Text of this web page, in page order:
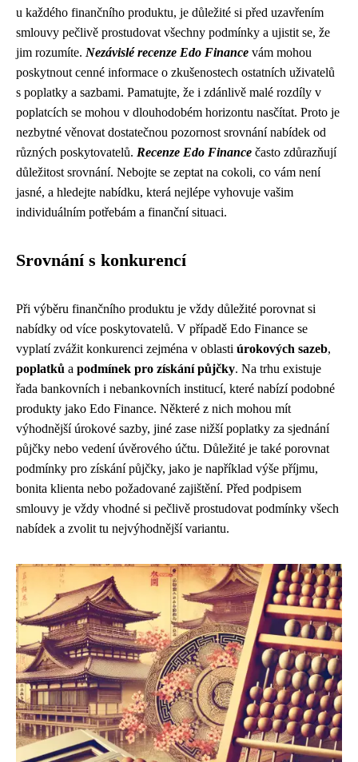
u každého finančního produktu, je důležité si před uzavřením
smlouvy pečlivě prostudovat všechny podmínky a ujistit se, že
jim rozumíte. Nezávislé recenze Edo Finance vám mohou
poskytnout cenné informace o zkušenostech ostatních uživatelů
s poplatky a sazbami. Pamatujte, že i zdánlivě malé rozdíly v
poplatcích se mohou v dlouhodobém horizontu nasčítat. Proto je
nezbytné věnovat dostatečnou pozornost srovnání nabídek od
různých poskytovatelů. Recenze Edo Finance často zdůrazňují
důležitost srovnání. Nebojte se zeptat na cokoli, co vám není
jasné, a hledejte nabídku, která nejlépe vyhovuje vašim
individuálním potřebám a finanční situaci.
Srovnání s konkurencí
Při výběru finančního produktu je vždy důležité porovnat si
nabídky od více poskytovatelů. V případě Edo Finance se
vyplatí zvážit konkurenci zejména v oblasti úrokových sazeb,
poplatků a podmínek pro získání půjčky. Na trhu existuje
řada bankovních i nebankovních institucí, které nabízí podobné
produkty jako Edo Finance. Některé z nich mohou mít
výhodnější úrokové sazby, jiné zase nižší poplatky za sjednání
půjčky nebo vedení úvěrového účtu. Důležité je také porovnat
podmínky pro získání půjčky, jako je například výše příjmu,
bonita klienta nebo požadované zajištění. Před podpisem
smlouvy je vždy vhodné si pečlivě prostudovat podmínky všech
nabídek a zvolit tu nejvýhodnější variantu.